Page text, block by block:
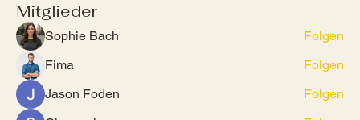
Mitglieder
Sophie Bach
Folgen
Fima
Folgen
Jason Foden
Folgen